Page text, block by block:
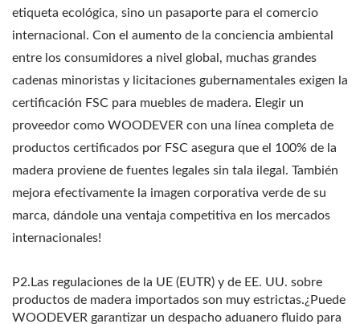
etiqueta ecológica, sino un pasaporte para el comercio
internacional. Con el aumento de la conciencia ambiental
entre los consumidores a nivel global, muchas grandes
cadenas minoristas y licitaciones gubernamentales exigen la
certificación FSC para muebles de madera. Elegir un
proveedor como WOODEVER con una línea completa de
productos certificados por FSC asegura que el 100% de la
madera proviene de fuentes legales sin tala ilegal. También
mejora efectivamente la imagen corporativa verde de su
marca, dándole una ventaja competitiva en los mercados
internacionales!
P2.Las regulaciones de la UE (EUTR) y de EE. UU. sobre
productos de madera importados son muy estrictas.¿Puede
WOODEVER garantizar un despacho aduanero fluido para